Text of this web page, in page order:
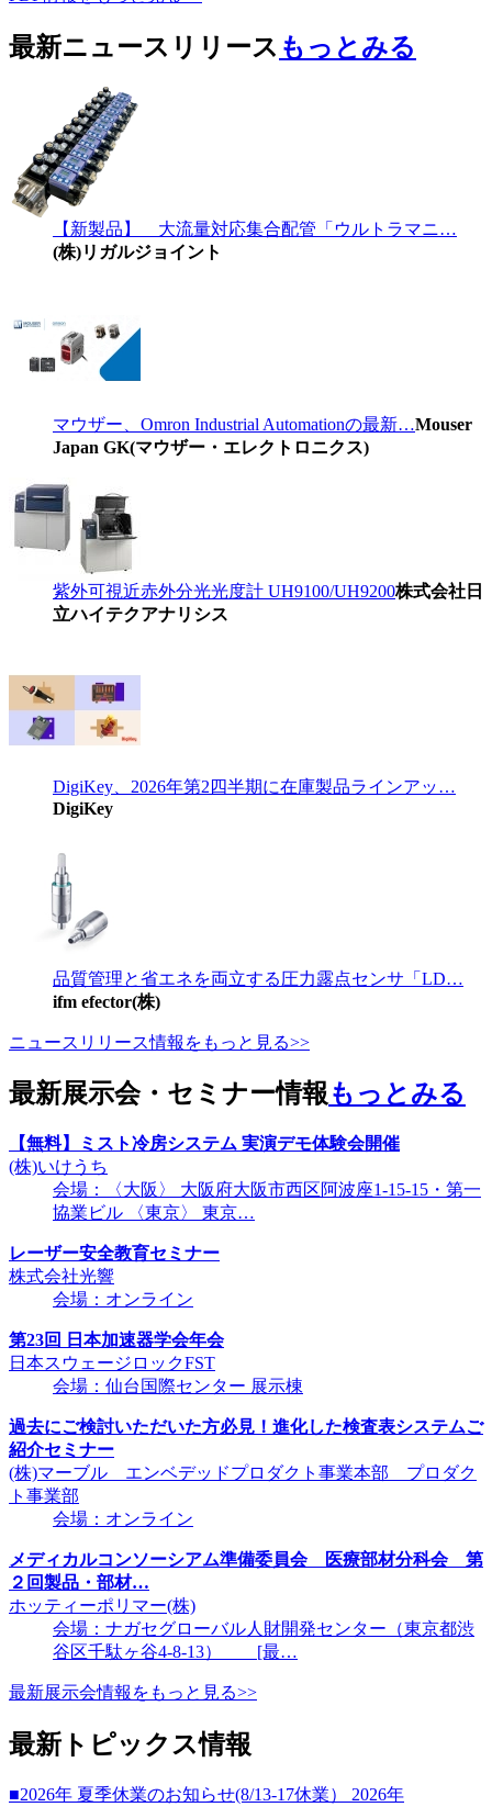
最新ニュースリリース もっとみる
【新製品】 大流量対応集合配管「ウルトラマニ…
(株)リガルジョイント
マウザー、Omron Industrial Automationの最新…Mouser
Japan GK(マウザー・エレクトロニクス)
紫外可視近赤外分光光度計 UH9100/UH9200株式会社日
立ハイテクアナリシス
DigiKey、2026年第2四半期に在庫製品ラインアッ…
DigiKey
品質管理と省エネを両立する圧力露点センサ「LD…
ifm efector(株)
ニュースリリース情報をもっと見る>>
最新展示会・セミナー情報もっとみる
【無料】ミスト冷房システム 実演デモ体験会開催
(株)いけうち
会場：〈大阪〉 大阪府大阪市西区阿波座1-15-15・第一
協業ビル 〈東京〉 東京…
レーザー安全教育セミナー
株式会社光響
会場：オンライン
第23回 日本加速器学会年会
日本スウェージロックFST
会場：仙台国際センター 展示棟
過去にご検討いただいた方必見！進化した検査表システムご
紹介セミナー
(株)マーブル エンベデッドプロダクト事業本部 プロダク
ト事業部
会場：オンライン
メディカルコンソーシアム準備委員会 医療部材分科会 第
２回製品・部材…
ホッティーポリマー(株)
会場：ナガセグローバル人財開発センター（東京都渋
谷区千駄ヶ谷4-8-13） [最…
最新展示会情報をもっと見る>>
最新トピックス情報
■2026年 夏季休業のお知らせ(8/13-17休業） 2026年